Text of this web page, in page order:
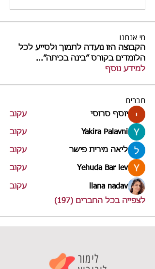
מי אנחנו
הקבוצה הזו נועדה לתמוך ולסייע לכל
הלומדים בקורס ״בינה בכיתה״...
למידע נוסף
חברים
יוסף סרוסי עקוב
Yakira Palavni עקוב
ליאה מירית פישר עקוב
Yehuda Bar lev עקוב
ilana nadav
עקוב
לצפייה בכל החברים (197)
לימור